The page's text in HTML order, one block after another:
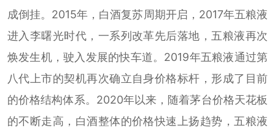
成倒挂。2015年，白酒复苏周期开启，2017年五粮液
进入李曙光时代，一系列改革先后落地，五粮液再次
焕发生机，驶入发展的快车道。2019年五粮液通过第
八代上市的契机再次确立自身价格标杆，形成了目前
的价格结构体系。2020年以来，随着茅台价格天花板
的不断走高，白酒整体的价格快速上扬趋势，五粮液